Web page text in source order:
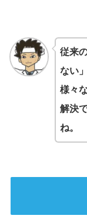
従来
ない
様々
解決
ね。